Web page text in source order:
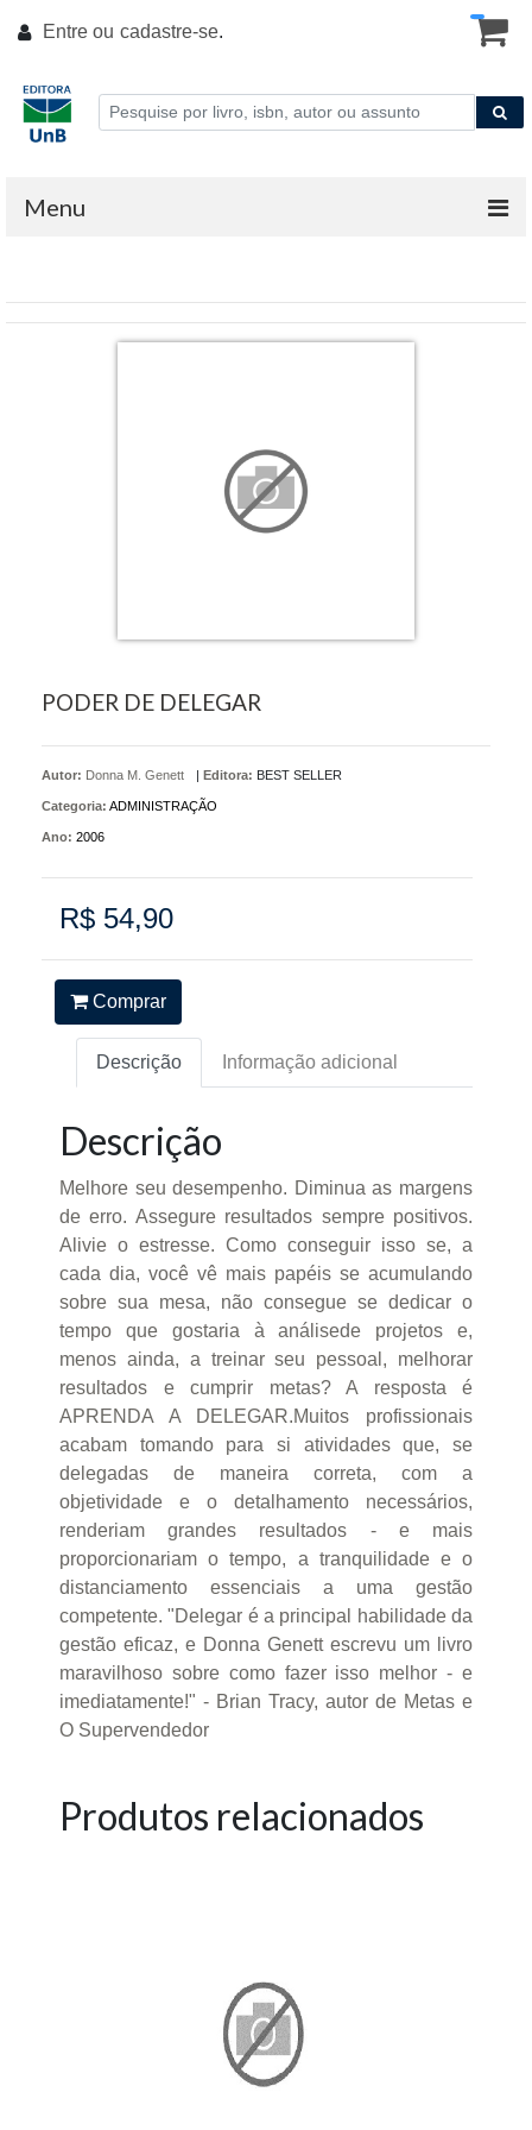
Entre ou cadastre-se.
Menu
PODER DE DELEGAR
Autor: Donna M. Genett | Editora: BEST SELLER
Categoria: ADMINISTRAÇÃO
Ano: 2006
R$ 54,90
Comprar
Descrição Informação adicional
Descrição
Melhore seu desempenho. Diminua as margens
de erro. Assegure resultados sempre positivos.
Alivie o estresse. Como conseguir isso se, a
cada dia, você vê mais papéis se acumulando
sobre sua mesa, não consegue se dedicar o
tempo que gostaria à análisede projetos e,
menos ainda, a treinar seu pessoal, melhorar
resultados e cumprir metas? A resposta é
APRENDA A DELEGAR.Muitos profissionais
acabam tomando para si atividades que, se
delegadas de maneira correta, com a
objetividade e o detalhamento necessários,
renderiam grandes resultados - e mais
proporcionariam o tempo, a tranquilidade e o
distanciamento essenciais a uma gestão
competente. "Delegar é a principal habilidade da
gestão eficaz, e Donna Genett escrevu um livro
maravilhoso sobre como fazer isso melhor - e
imediatamente!" - Brian Tracy, autor de Metas e
O Supervendedor
Produtos relacionados